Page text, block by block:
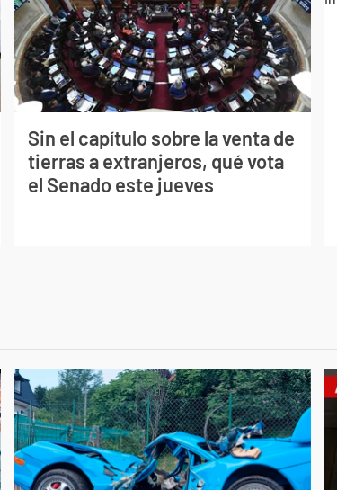
Sin el capítulo sobre la venta de
tierras a extranjeros, qué vota
el Senado este jueves